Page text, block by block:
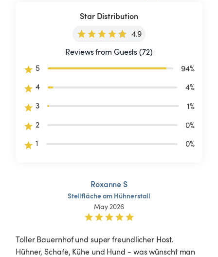
Star Distribution
4.9
Reviews from Guests (72)
5
94%
4
4%
3
1%
2
0%
1
0%
Roxanne S
Stellflächeam Hühnerstall
May 2026
Toller Bauernhof und super freundlicher Host.
Hühner, Schafe, Kühe und Hund - was wünscht man